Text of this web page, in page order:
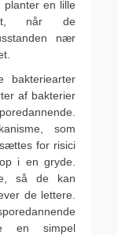
en lille
når de
nær
bakteriearter
af bakterier
som
for risici
i en gryde.
så de kan
de lettere.
en simpel